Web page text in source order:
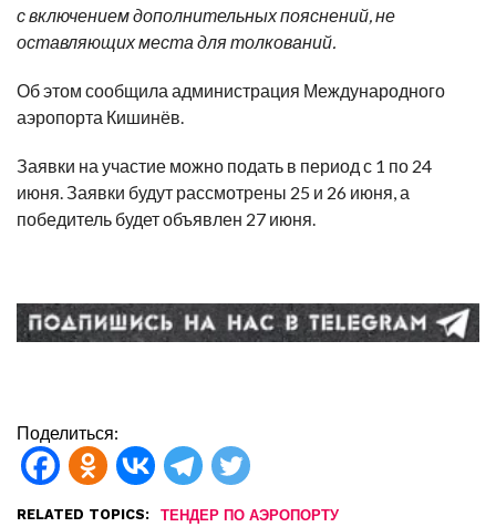
с включением дополнительных пояснений, не
оставляющих места для толкований.
Об этом сообщила администрация Международного
аэропорта Кишинёв.
Заявки на участие можно подать в период с 1 по 24
июня. Заявки будут рассмотрены 25 и 26 июня, а
победитель будет объявлен 27 июня.
Поделиться:
RELATED TOPICS: ТЕНДЕР ПО АЭРОПОРТУ